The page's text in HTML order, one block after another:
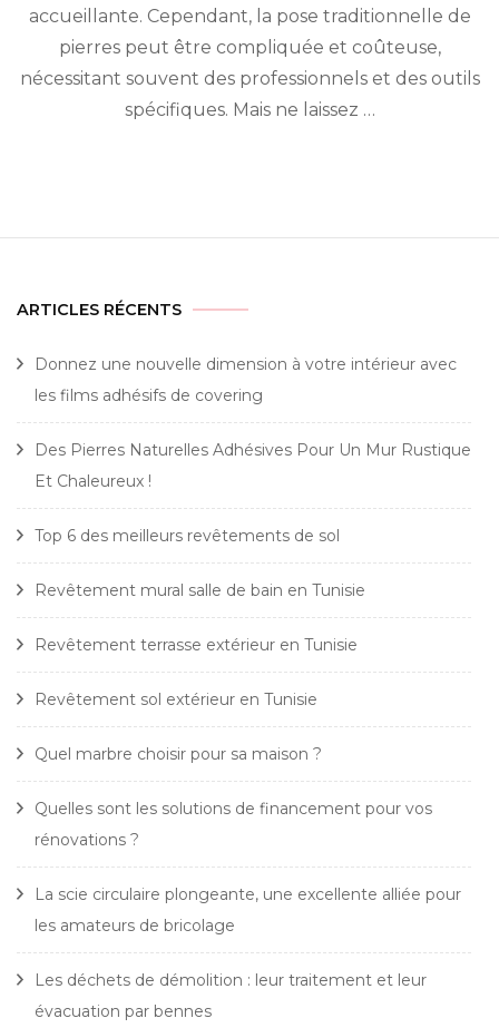
accueillante. Cependant, la pose traditionnelle de
pierres peut être compliquée et coûteuse,
nécessitant souvent des professionnels et des outils
spécifiques. Mais ne laissez …
ARTICLES RÉCENTS
Donnez une nouvelle dimension à votre intérieur avec
les films adhésifs de covering
Des Pierres Naturelles Adhésives Pour Un Mur Rustique
Et Chaleureux !
Top 6 des meilleurs revêtements de sol
Revêtement mural salle de bain en Tunisie
Revêtement terrasse extérieur en Tunisie
Revêtement sol extérieur en Tunisie
Quel marbre choisir pour sa maison ?
Quelles sont les solutions de financement pour vos
rénovations ?
La scie circulaire plongeante, une excellente alliée pour
les amateurs de bricolage
Les déchets de démolition : leur traitement et leur
évacuation par bennes